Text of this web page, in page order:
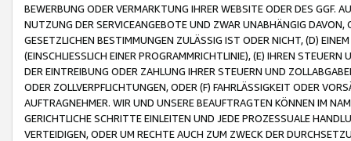
BEWERBUNG ODER VERMARKTUNG IHRER WEBSITE ODER DES GGF.
NUTZUNG DER SERVICEANGEBOTE UND ZWAR UNABHÄNGIG
GESETZLICHEN BESTIMMUNGEN ZULÄSSIG IST ODER NICHT, (D)
(EINSCHLIESSLICH EINER PROGRAMMRICHTLINIE), (E) IHREN
DER EINTREIBUNG ODER ZAHLUNG IHRER STEUERN UND
ODER ZOLLVERPFLICHTUNGEN, ODER (F) FAHRLÄSSIGKEIT ODER
AUFTRAGNEHMER. WIR UND UNSERE BEAUFTRAGTEN KÖNNEN IM
GERICHTLICHE SCHRITTE EINLEITEN UND JEDE PROZESSUALE
VERTEIDIGEN, ODER UM RECHTE AUCH ZUM ZWECK DER